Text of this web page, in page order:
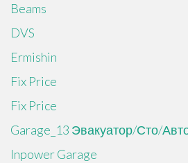
Beams
DVS
Ermishin
Fix Price
Fix Price
Garage_13 Эвакуатор/Сто/
Inpower Garage